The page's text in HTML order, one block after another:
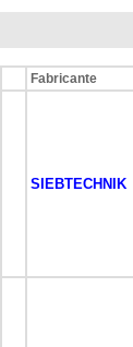
Fabricante
SIEBTECHNIK